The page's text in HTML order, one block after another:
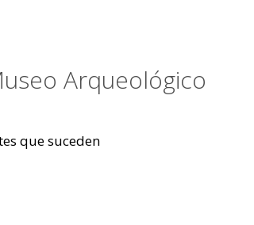
Arqueológico
que suceden